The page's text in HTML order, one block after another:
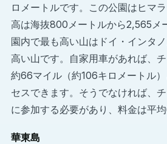
ロメートルです。この公園はヒマ
高は海抜800メートルから2,565メ
園内で最も高い山はドイ・インタ
高い山です。自家用車があれば、
約66マイル（約106キロメートル
セスできます。そうでなければ、
に参加する必要があり、料金は平
華東島